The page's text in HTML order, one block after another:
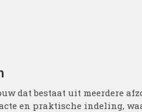
dat bestaat uit meerdere
en praktische indeling,